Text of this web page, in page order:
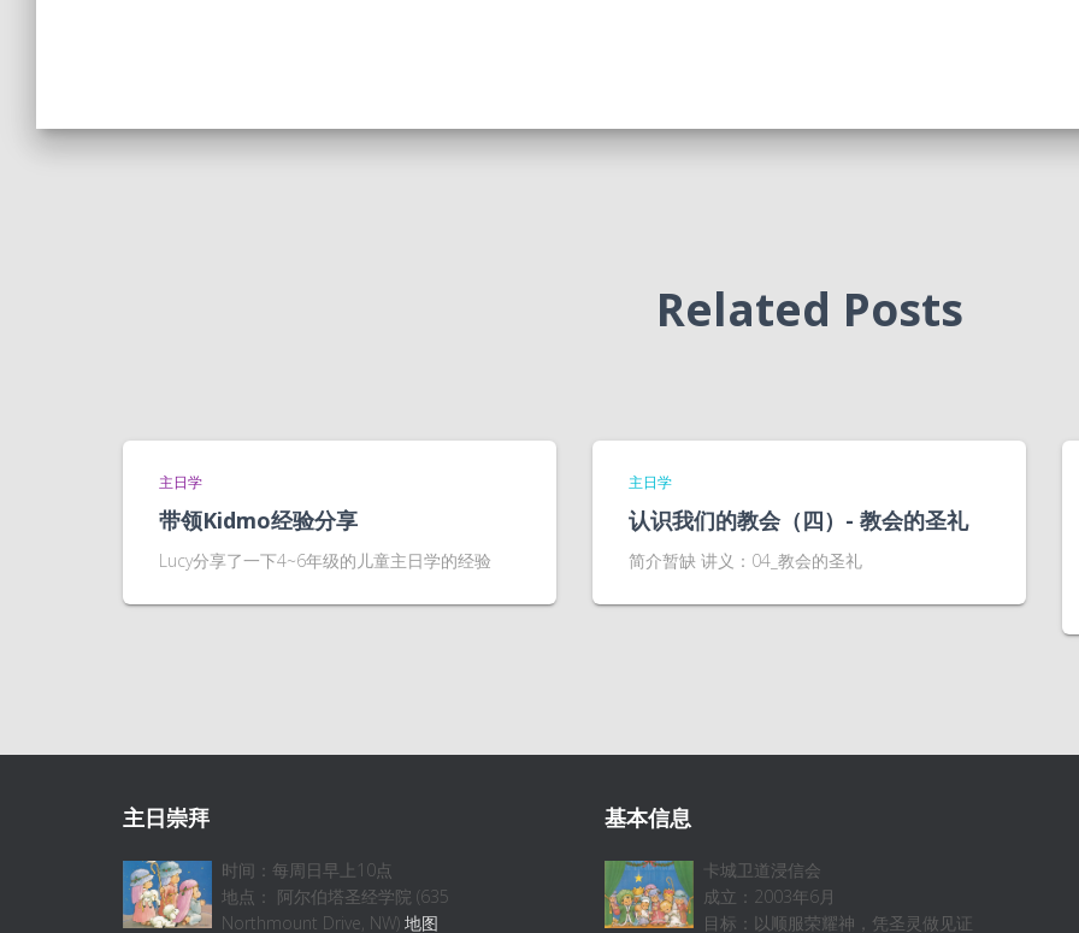
Related Posts
主日学
带领Kidmo经验分享
Lucy分享了一下4~6年级的儿童主日学的经验
主日学
认识我们的教会（四）- 教会的圣礼
简介暂缺 讲义：04_教会的圣礼
主日崇拜
时间：每周日早上10点
地点： 阿尔伯塔圣经学院 (635
Northmount Drive, NW) 地图
基本信息
卡城卫道浸信会
成立：2003年6月
目标：以顺服荣耀神，凭圣灵做见证